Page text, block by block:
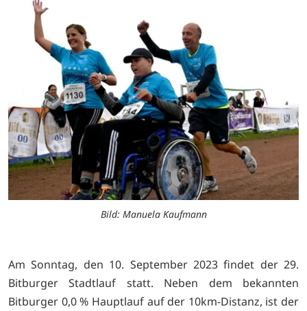
Bild: Manuela Kaufmann
Am Sonntag, den 10. September 2023 findet der 29.
Bitburger Stadtlauf statt. Neben dem bekannten
Bitburger 0,0 % Hauptlauf auf der 10km-Distanz, ist der